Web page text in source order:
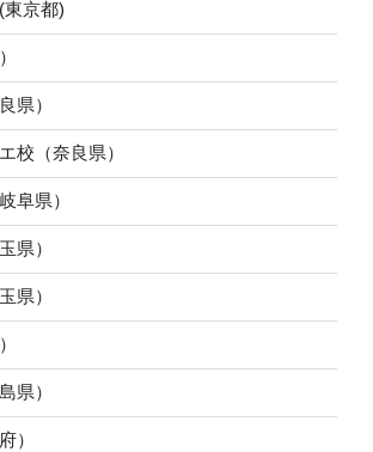
京都)
県）
校（奈良県）
阜県）
県）
県）
県）
）